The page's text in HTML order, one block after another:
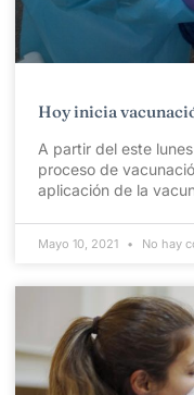
Hoy inicia
A partir del este
proceso de
aplicación de la
Mayo 10, 2021 No hay